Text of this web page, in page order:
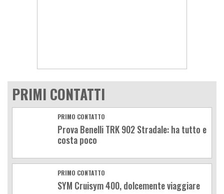
PRIMI CONTATTI
PRIMO CONTATTO
Prova Benelli TRK 902 Stradale: ha tutto e
costa poco
PRIMO CONTATTO
SYM Cruisym 400, dolcemente viaggiare